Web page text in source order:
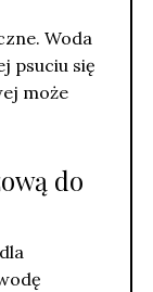
Woda
psuciu się
może
do